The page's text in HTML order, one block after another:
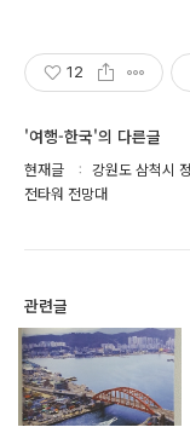
12
'여행-한국'의 다른글
현재글
강원도 삼척시
전타워 전망대
관련글